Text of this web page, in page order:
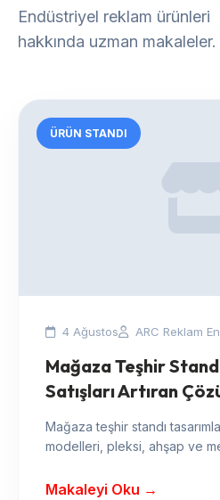
Endüstriyel reklam ürünleri
hakkında uzman makaleler.
ÜRÜN STANDI
4 Ağustos ARC Reklam
Mağaza Teşhir
Satışları Artıran
Mağaza teşhir standı
modelleri, pleksi, ahşap ve
Makaleyi Oku →